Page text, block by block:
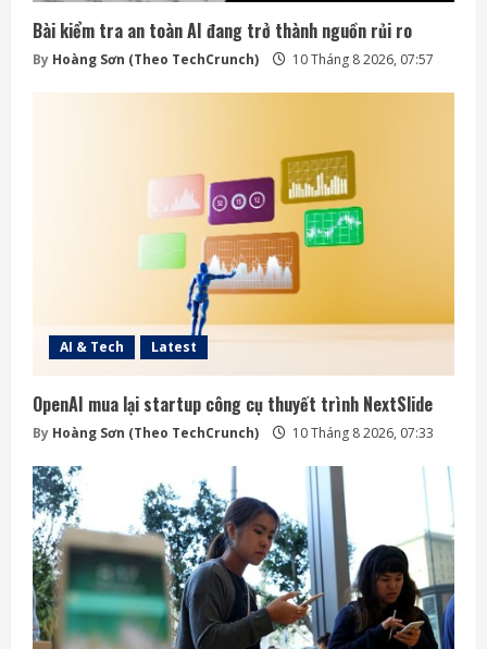
Bài kiểm tra an toàn AI đang trở thành nguồn rủi ro
By Hoàng Sơn (Theo TechCrunch) 10 Tháng 8 2026, 07:57
AI & Tech Latest
OpenAI mua lại startup công cụ thuyết trình NextSlide
By Hoàng Sơn (Theo TechCrunch) 10 Tháng 8 2026, 07:33